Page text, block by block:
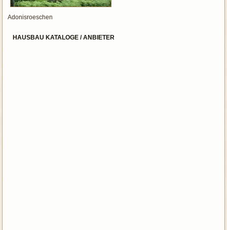
Adonisroeschen
HAUSBAU KATALOGE / ANBIETER